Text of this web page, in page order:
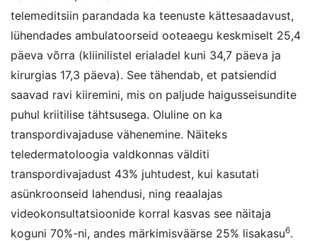
telemeditsiin parandada ka teenuste kättesaadavust,
lühendades ambulatoorseid ooteaegu keskmiselt 25,4
päeva võrra (kliinilistel erialadel kuni 34,7 päeva ja
kirurgias 17,3 päeva). See tähendab, et patsiendid
saavad ravi kiiremini, mis on paljude haigusseisundite
puhul kriitilise tähtsusega. Oluline on ka
transpordivajaduse vähenemine. Näiteks
teledermatoloogia valdkonnas välditi
transpordivajadust 43% juhtudest, kui kasutati
asünkroonseid lahendusi, ning reaalajas
videokonsultatsioonide korral kasvas see näitaja
koguni 70%-ni, andes märkimisväärse 25% lisakasu6.